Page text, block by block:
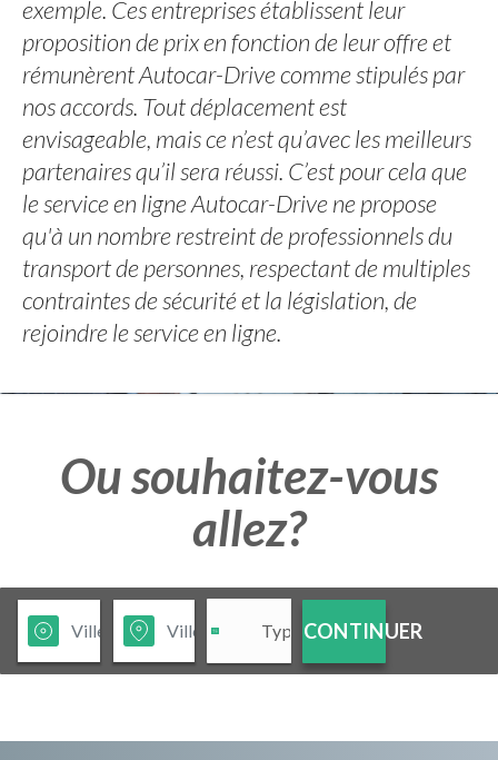
exemple. Ces entreprises établissent leur
proposition de prix en fonction de leur offre et
rémunèrent Autocar-Drive comme stipulés par
nos accords. Tout déplacement est
envisageable, mais ce n’est qu’avec les meilleurs
partenaires qu’il sera réussi. C’est pour cela que
le service en ligne Autocar-Drive ne propose
qu'à un nombre restreint de professionnels du
transport de personnes, respectant de multiples
contraintes de sécurité et la législation, de
rejoindre le service en ligne.
Ou souhaitez-vous
allez?
CONTINUER